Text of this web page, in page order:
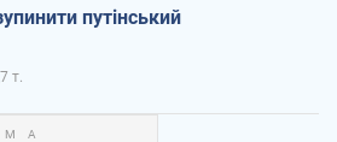
путінський
т.